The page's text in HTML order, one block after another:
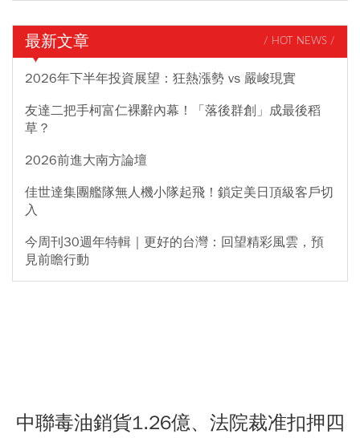
最新文章 / HOT NEWS /
2026年下半年投資展望：狂熱漲勢 vs 嚴峻現實
友達二把手柯富仁裸辭內幕！「落後群創」成最後稻
草？
2026前進大南方論壇
佳世達集團艦隊無人機小隊起飛！鎖定美日頂級客戶切
入
今周刊30週年特輯｜更好的台灣：回望精彩風雲，預
見前瞻行動
中聯毒油銷貨1.26億、法院裁准扣押四